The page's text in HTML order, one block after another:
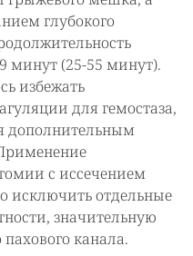
глубокого
минут (25-55 минут).
избежать
для гемостаза,
дополнительным
с иссечением
исключить отдельные
значительную
канала.